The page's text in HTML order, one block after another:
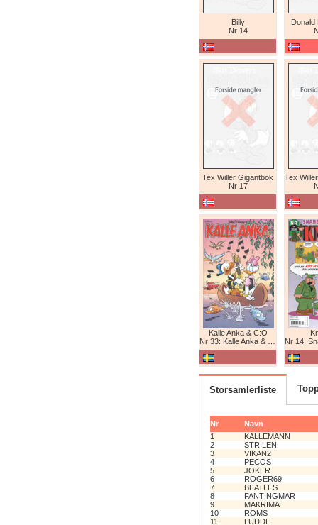
Billy
Nr 14
Donald
Tex Willer Gigantbok
Nr 17
Kalle Anka & C:O
Nr 33: Kalle Anka & C:O
Nr 14:
Storsamlerliste
Nr
Navn
1
KALLEMANN
2
STRILEN
3
VIKAN2
4
PECOS
5
JOKER
6
ROGER69
7
BEATLES
8
FANTINGMAR
9
MAKRIMA
10
ROMS
11
LUDDE